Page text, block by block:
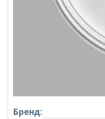
Бренд: